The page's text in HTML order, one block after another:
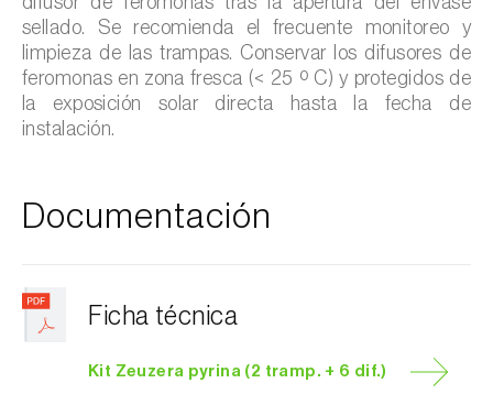
sellado. Se recomienda el frecuente monitoreo y
limpieza de las trampas. Conservar los difusores de
feromonas en zona fresca (< 25 º C) y protegidos de
la exposición solar directa hasta la fecha de
instalación.
Documentación
Ficha técnica
Kit Zeuzera pyrina (2 tramp. + 6 dif.)